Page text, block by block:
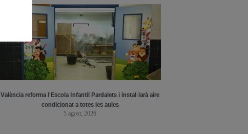
València reforma l’Escola Infantil Pardalets i instal·larà aire
condicionat a totes les aules
5 agost, 2026